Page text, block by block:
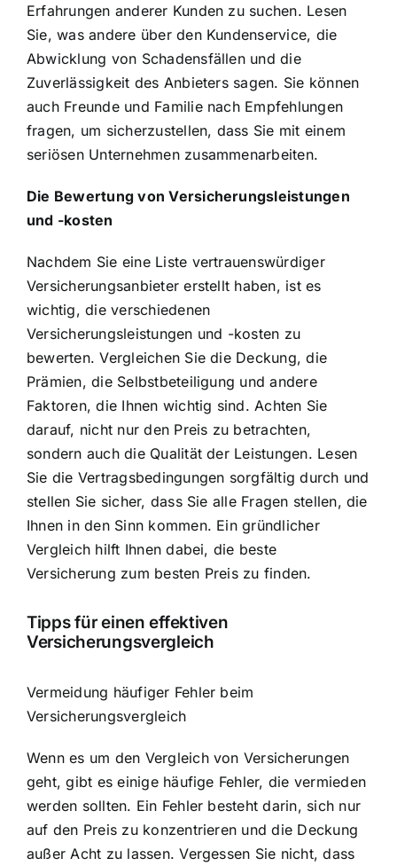
Erfahrungen anderer Kunden zu suchen. Lesen
Sie, was andere über den Kundenservice, die
Abwicklung von Schadensfällen und die
Zuverlässigkeit des Anbieters sagen. Sie können
auch Freunde und Familie nach Empfehlungen
fragen, um sicherzustellen, dass Sie mit einem
seriösen Unternehmen zusammenarbeiten.
Die Bewertung von Versicherungsleistungen
und -kosten
Nachdem Sie eine Liste vertrauenswürdiger
Versicherungsanbieter erstellt haben, ist es
wichtig, die verschiedenen
Versicherungsleistungen und -kosten zu
bewerten. Vergleichen Sie die Deckung, die
Prämien, die Selbstbeteiligung und andere
Faktoren, die Ihnen wichtig sind. Achten Sie
darauf, nicht nur den Preis zu betrachten,
sondern auch die Qualität der Leistungen. Lesen
Sie die Vertragsbedingungen sorgfältig durch und
stellen Sie sicher, dass Sie alle Fragen stellen, die
Ihnen in den Sinn kommen. Ein gründlicher
Vergleich hilft Ihnen dabei, die beste
Versicherung zum besten Preis zu finden.
Tipps für einen effektiven
Versicherungsvergleich
Vermeidung häufiger Fehler beim
Versicherungsvergleich
Wenn es um den Vergleich von Versicherungen
geht, gibt es einige häufige Fehler, die vermieden
werden sollten. Ein Fehler besteht darin, sich nur
auf den Preis zu konzentrieren und die Deckung
außer Acht zu lassen. Vergessen Sie nicht, dass